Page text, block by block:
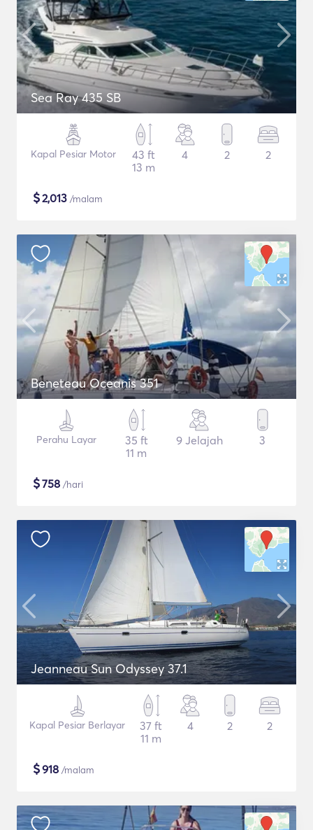
Sea Ray 435 SB
Kapal Pesiar Motor
43 ft
13 m
4 2 2
$2,013 /malam
Beneteau Oceanis 351
Perahu Layar
35 ft
11 m
9 Jelajah 3
$758 /hari
Jeanneau Sun Odyssey 37.1
Kapal Pesiar Berlayar
37 ft
11 m
4 2 2
$918 /malam